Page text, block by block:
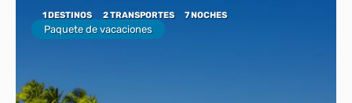
1 DESTINOS 2 TRANSPORTES 7 NOCHES
Paquete de vacaciones